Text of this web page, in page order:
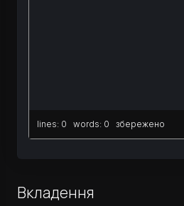
lines: 0 words: 0 збережено
Вкладення